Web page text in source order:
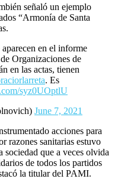
señaló un ejemplo
“Armonía de Santa
en el informe
Organizaciones de
en las actas, tienen
. Es
syz0UOptlU
June 7, 2021
acciones para
razones sanitarias estuvo
sociedad que a veces olvida
de todos los partidos
la titular del PAMI.